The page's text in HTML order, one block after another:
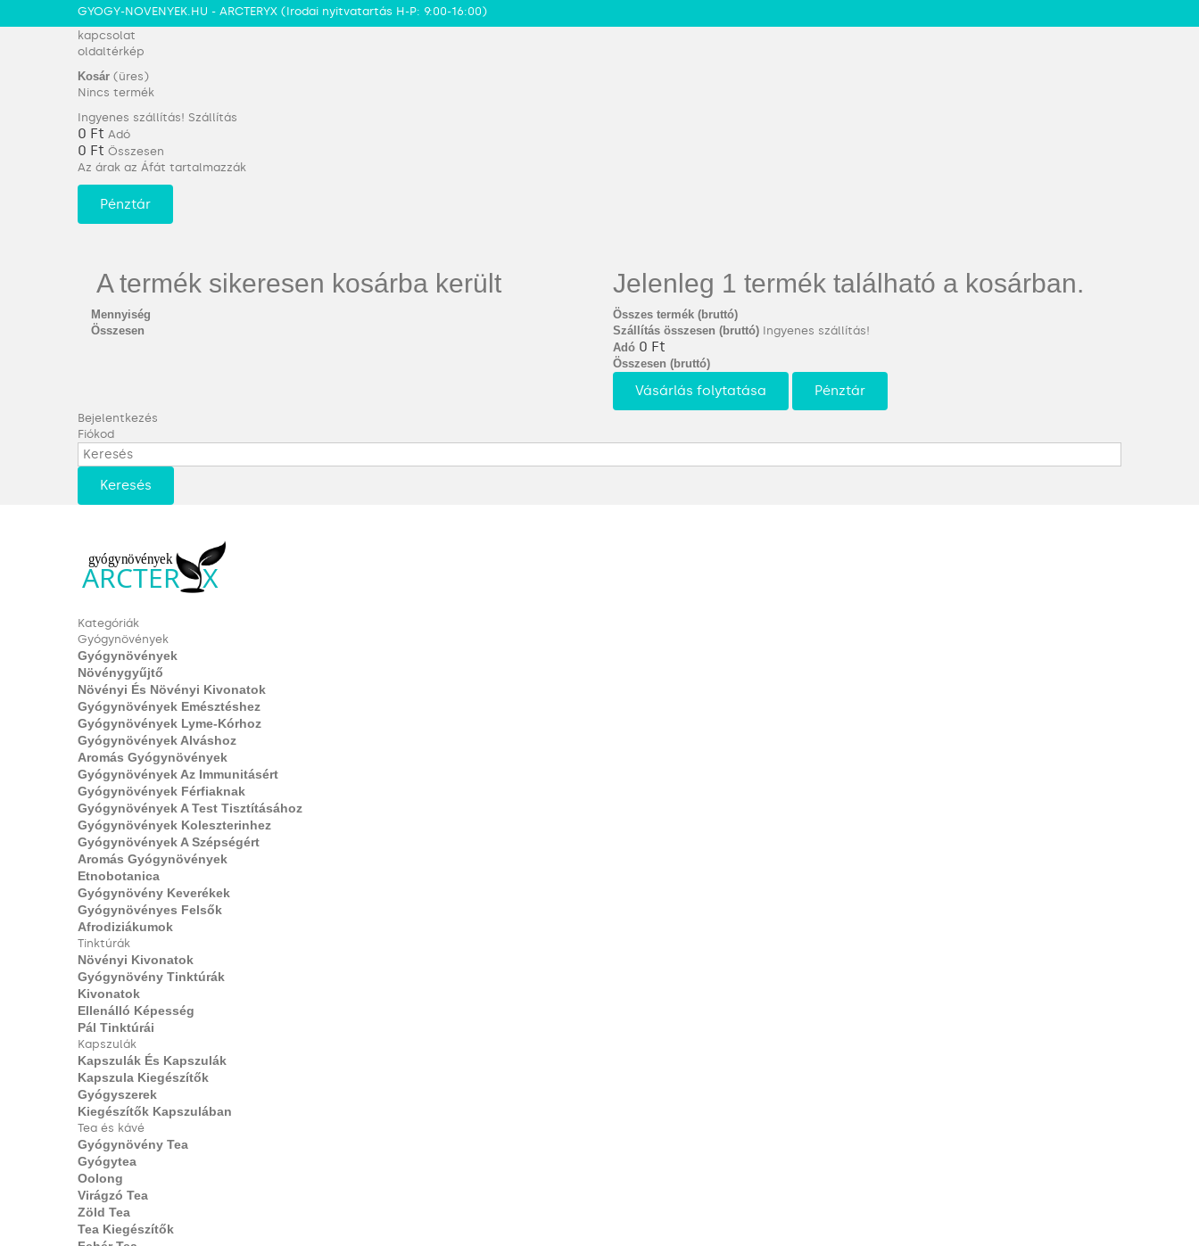
GYOGY-NOVENYEK.HU - ARCTERYX (Irodai nyitvatartás H-P: 9:00-16:00)
kapcsolat
oldaltérkép
Kosár (üres)
Nincs termék
Ingyenes szállítás! Szállítás
0 Ft‎ Adó
0 Ft‎ Összesen
Az árak az Áfát tartalmazzák
Pénztár
A termék sikeresen kosárba került
Mennyiség
Összesen
Jelenleg 1 termék található a kosárban.
Összes termék (bruttó)
Szállítás összesen (bruttó) Ingyenes szállítás!
Adó 0 Ft‎
Összesen (bruttó)
Vásárlás folytatása Pénztár
Bejelentkezés
Fiókod
Keresés
Kategóriák
Gyógynövények
Gyógynövények
Növénygyűjtő
Növényi És Növényi Kivonatok
Gyógynövények Emésztéshez
Gyógynövények Lyme-Kórhoz
Gyógynövények Alváshoz
Aromás Gyógynövények
Gyógynövények Az Immunitásért
Gyógynövények Férfiaknak
Gyógynövények A Test Tisztításához
Gyógynövények Koleszterinhez
Gyógynövények A Szépségért
Aromás Gyógynövények
Etnobotanica
Gyógynövény Keverékek
Gyógynövényes Felsők
Afrodiziákumok
Tinktúrák
Növényi Kivonatok
Gyógynövény Tinktúrák
Kivonatok
Ellenálló Képesség
Pál Tinktúrái
Kapszulák
Kapszulák És Kapszulák
Kapszula Kiegészítők
Gyógyszerek
Kiegészítők Kapszulában
Tea és kávé
Gyógynövény Tea
Gyógytea
Oolong
Virágzó Tea
Zöld Tea
Tea Kiegészítők